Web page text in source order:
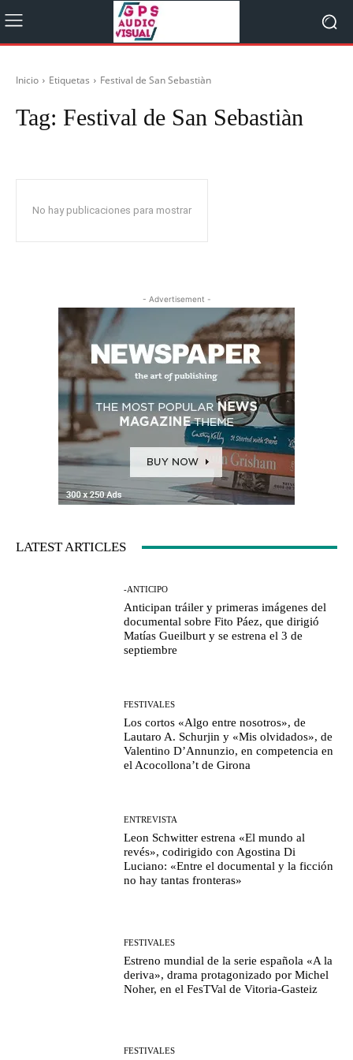
Inicio Etiquetas Festival de San Sebastiàn
Tag: Festival de San Sebastiàn
No hay publicaciones para mostrar
- Advertisement -
LATEST ARTICLES
-ANTICIPO
Anticipan tráiler y primeras imágenes del
documental sobre Fito Páez, que dirigió
Matías Gueilburt y se estrena el 3 de
septiembre
FESTIVALES
Los cortos «Algo entre nosotros», de
Lautaro A. Schurjin y «Mis olvidados», de
Valentino D’Annunzio, en competencia en
el Acocollona’t de Girona
ENTREVISTA
Leon Schwitter estrena «El mundo al
revés», codirigido con Agostina Di
Luciano: «Entre el documental y la ficción
no hay tantas fronteras»
FESTIVALES
Estreno mundial de la serie española «A la
deriva», drama protagonizado por Michel
Noher, en el FesTVal de Vitoria-Gasteiz
FESTIVALES